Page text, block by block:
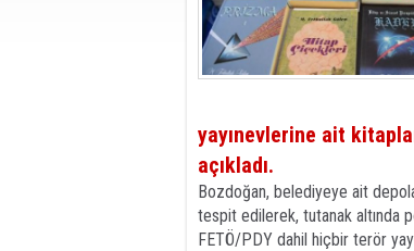
yayınevlerine ait
açıkladı.
Bozdoğan, belediyeye ait
tespit edilerek, tutanak altında
FETÖ/PDY dahil hiçbir terör